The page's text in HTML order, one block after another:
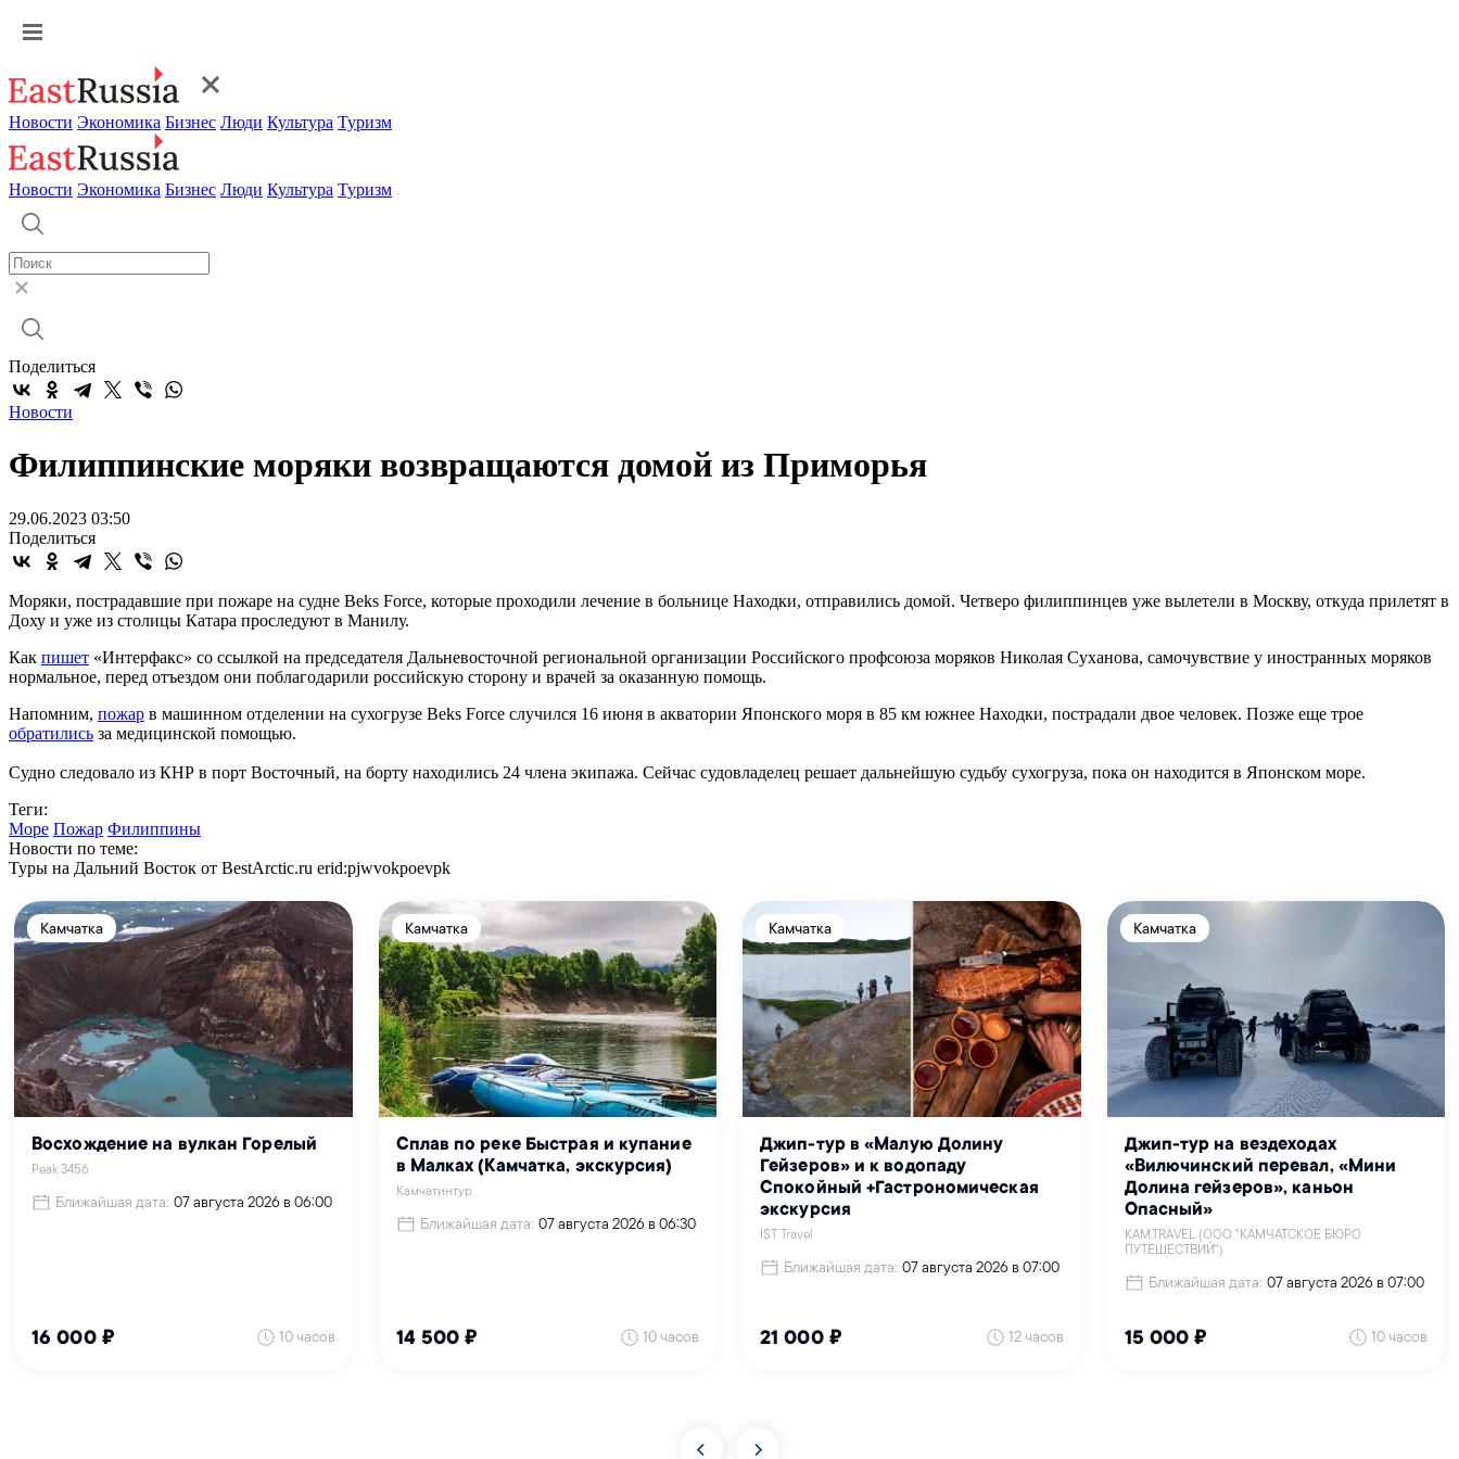
Новости Экономика Бизнес Люди Культура Туризм
Новости Экономика Бизнес Люди Культура Туризм
Поделиться
Новости
Филиппинские моряки возвращаются домой из Приморья
29.06.2023 03:50
Поделиться
Моряки, пострадавшие при пожаре на судне Beks Force, которые проходили лечение в больнице Находки, отправились домой. Четверо филиппинцев уже вылетели в Москву, откуда прилетят в
Доху и уже из столицы Катара проследуют в Манилу.
Как пишет «Интерфакс» со ссылкой на председателя Дальневосточной региональной организации Российского профсоюза моряков Николая Суханова, самочувствие у иностранных моряков
нормальное, перед отъездом они поблагодарили российскую сторону и врачей за оказанную помощь.
Напомним, пожар в машинном отделении на сухогрузе Beks Force случился 16 июня в акватории Японского моря в 85 км южнее Находки, пострадали двое человек. Позже еще трое
обратились за медицинской помощью.
Судно следовало из КНР в порт Восточный, на борту находились 24 члена экипажа. Сейчас судовладелец решает дальнейшую судьбу сухогруза, пока он находится в Японском море.
Теги:
Море Пожар Филиппины
Новости по теме:
Туры на Дальний Восток от BestArctic.ru erid:pjwvokpoevpk